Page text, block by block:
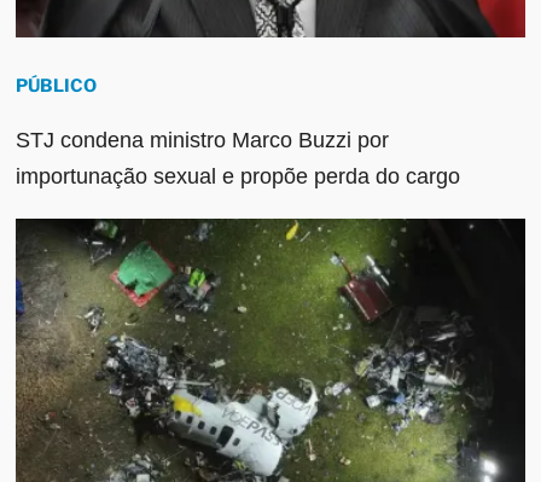
PÚBLICO
STJ condena ministro Marco Buzzi por
importunação sexual e propõe perda do cargo